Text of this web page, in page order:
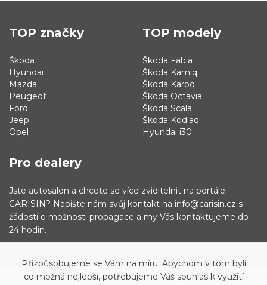
TOP značky
Škoda
Hyundai
Mazda
Peugeot
Ford
Jeep
Opel
TOP modely
Škoda Fabia
Škoda Kamiq
Škoda Karoq
Škoda Octavia
Škoda Scala
Škoda Kodiaq
Hyundai i30
Pro dealery
Jste autosalon a chcete se více zviditelnit na portále
CARISIN? Napište nám svůj kontakt na info@carisin.cz s
žádostí o možnosti propagace a my Vás kontaktujeme do
24 hodin.
Přizpůsobujeme se Vám na míru. Abychom v tom byli
co možná nejlepší, potřebujeme Váš souhlas k využití